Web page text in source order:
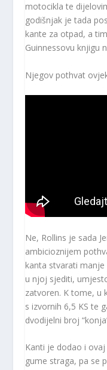
motocikla te
godišnjak je tada
kante za otpad, a
Guinnessovu knjigu
Njegov pothvat
Ne, Rollins je sada
ambicioznijem
kanta stvarati
u njoj sjediti,
zatvoren. K tome, u
s izvornih 6,5 KS te
dvodijelni broj
Kanti je dodao i
gume straga, pa se